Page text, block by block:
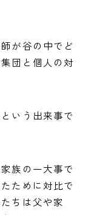
が谷の中でど
団と個人の対
いう出来事で
族の一大事で
ために対比で
ちは父や家